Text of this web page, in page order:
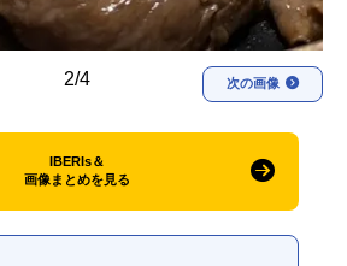
2/4 次の画像
IBERIs＆
画像まとめを見る